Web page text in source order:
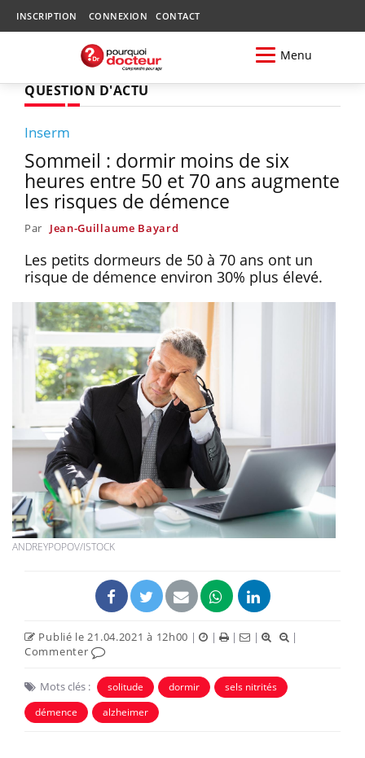
INSCRIPTION CONNEXION CONTACT
Menu
QUESTION D'ACTU
Inserm
Sommeil : dormir moins de six
heures entre 50 et 70 ans augmente
les risques de démence
Par Jean-Guillaume Bayard
Les petits dormeurs de 50 à 70 ans ont un
risque de démence environ 30% plus élevé.
ANDREYPOPOV/ISTOCK
Publié le 21.04.2021 à 12h00 | | | |
|
Commenter
Mots clés : solitude dormir
sels nitrités
démence
alzheimer